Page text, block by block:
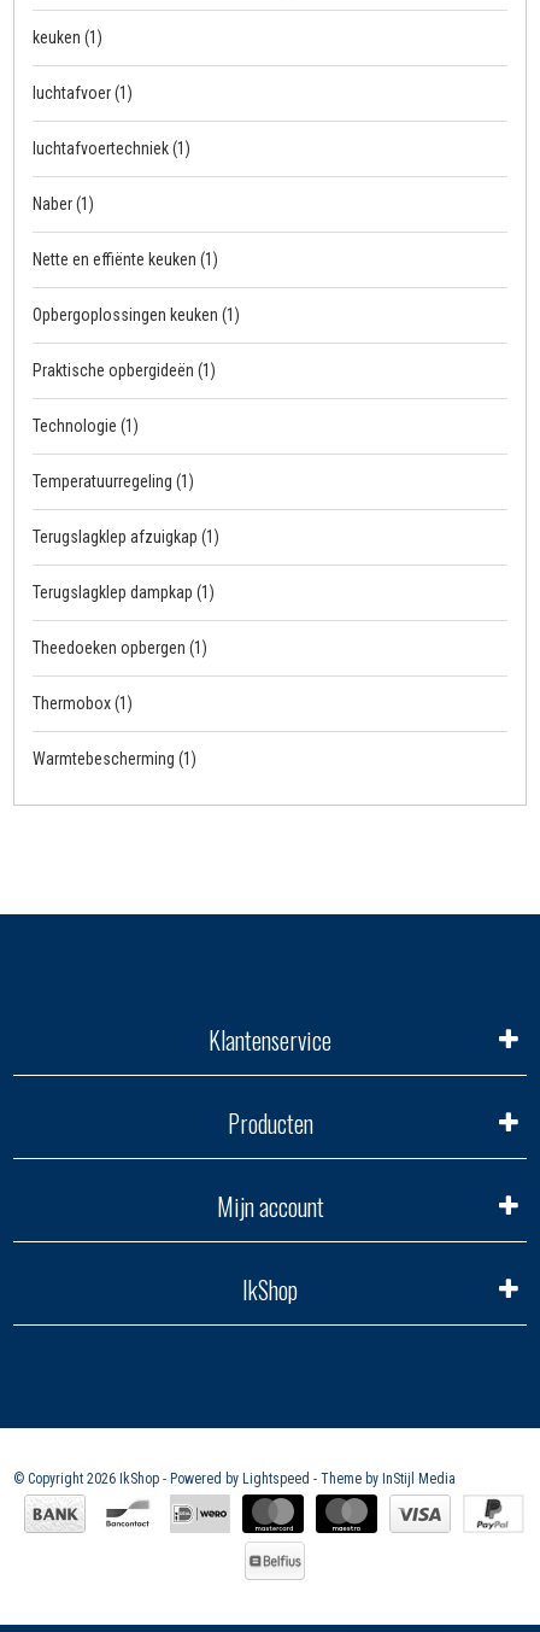
keuken(1)
luchtafvoer(1)
luchtafvoertechniek(1)
Naber(1)
Nette en effiënte keuken(1)
Opbergoplossingen keuken(1)
Praktische opbergideën(1)
Technologie(1)
Temperatuurregeling(1)
Terugslagklep afzuigkap(1)
Terugslagklep dampkap(1)
Theedoeken opbergen(1)
Thermobox(1)
Warmtebescherming(1)
Klantenservice
Producten
Mijn account
IkShop
© Copyright 2026 IkShop - Powered byLightspeed - Theme byInStijl Media